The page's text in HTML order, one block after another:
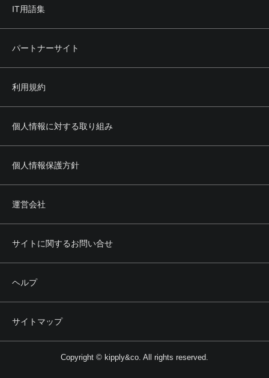
IT用語集
パートナーサイト
利用規約
個人情報に対する取り組み
個人情報保護方針
運営会社
サイトに関するお問い合せ
ヘルプ
サイトマップ
Copyright © kipply&co. All rights reserved.